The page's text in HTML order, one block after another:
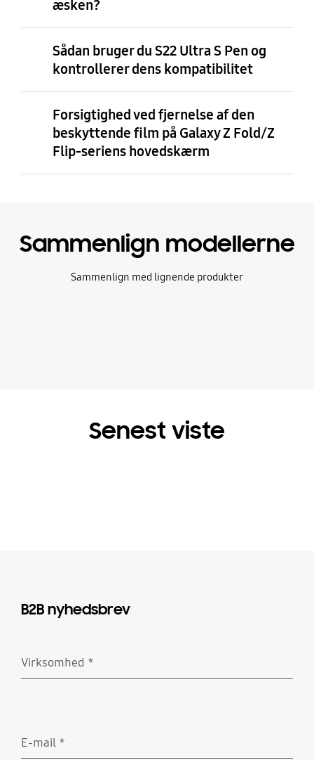
æsken?
Sådan bruger du S22 Ultra S Pen og
kontrollerer dens kompatibilitet
Forsigtighed ved fjernelse af den
beskyttende film på Galaxy Z Fold/Z
Flip-seriens hovedskærm
Sammenlign modellerne
Sammenlign med lignende produkter
Senest viste
B2B nyhedsbrev
Virksomhed *
E-mail *